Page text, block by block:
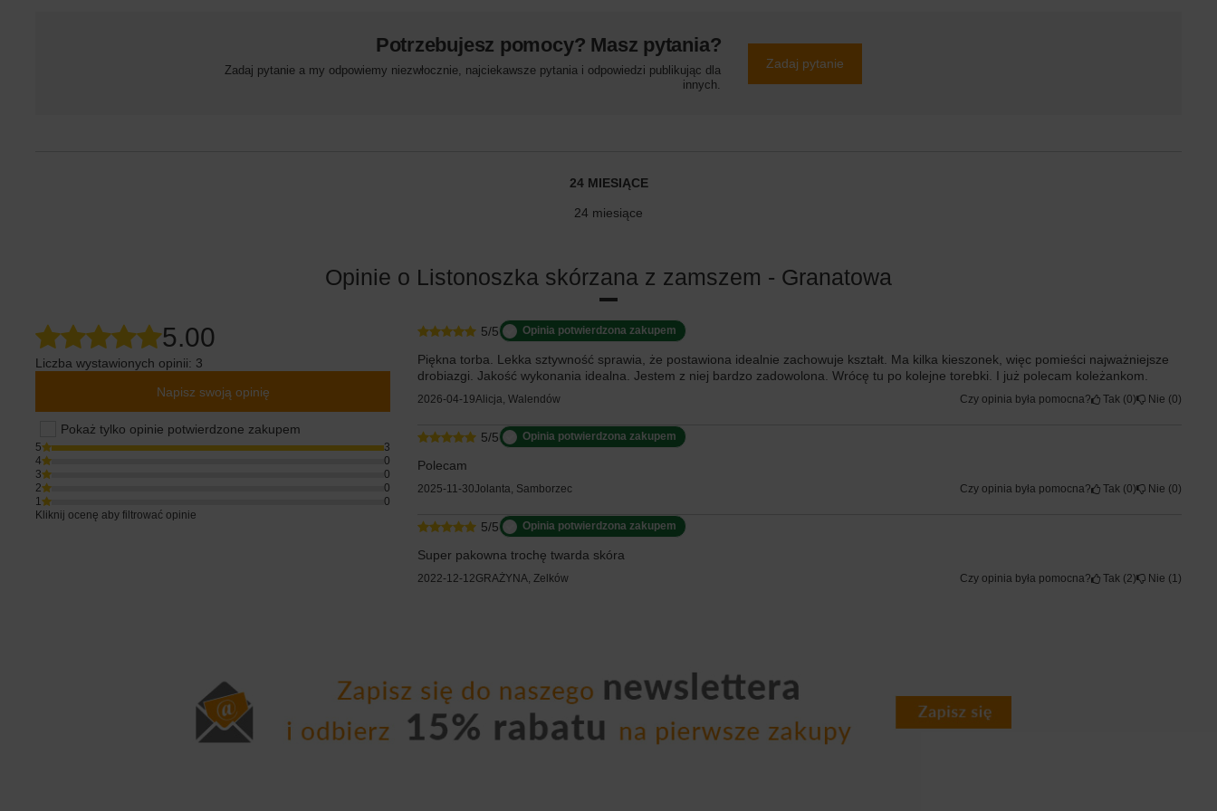
Potrzebujesz pomocy? Masz pytania?
Zadaj pytanie a my odpowiemy niezwłocznie, najciekawsze pytania i odpowiedzi publikując dla
innych.
Zadaj pytanie
24 MIESIĄCE
24 miesiące
Opinie o Listonoszka skórzana z zamszem - Granatowa
5.00
Liczba wystawionych opinii: 3
Napisz swoją opinię
Pokaż tylko opinie potwierdzone zakupem
5
3
4
0
3
0
2
0
1
0
Kliknij ocenę aby filtrować opinie
5/5 Opinia potwierdzona zakupem
Piękna torba. Lekka sztywność sprawia, że postawiona idealnie zachowuje kształt. Ma kilka kieszonek, więc pomieści najważniejsze
drobiazgi. Jakość wykonania idealna. Jestem z niej bardzo zadowolona. Wrócę tu po kolejne torebki. I już polecam koleżankom.
2026-04-19Alicja, Walendów Czy opinia była pomocna? Tak 0 Nie 0
5/5 Opinia potwierdzona zakupem
Polecam
2025-11-30Jolanta, Samborzec Czy opinia była pomocna? Tak 0 Nie 0
5/5 Opinia potwierdzona zakupem
Super pakowna trochę twarda skóra
2022-12-12GRAŻYNA, Zelków Czy opinia była pomocna? Tak 2 Nie 1